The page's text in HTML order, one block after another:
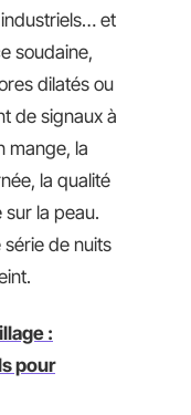
et
soudaine,
dilatés ou
de signaux à
mange, la
la qualité
sur la peau.
de nuits
:
pour